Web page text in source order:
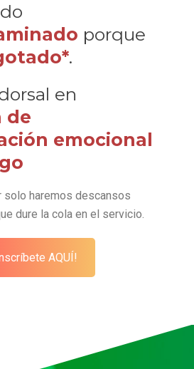
porque
.
en
de
emocional
solo haremos descansos
dure la cola en el servicio.
AQUÍ!